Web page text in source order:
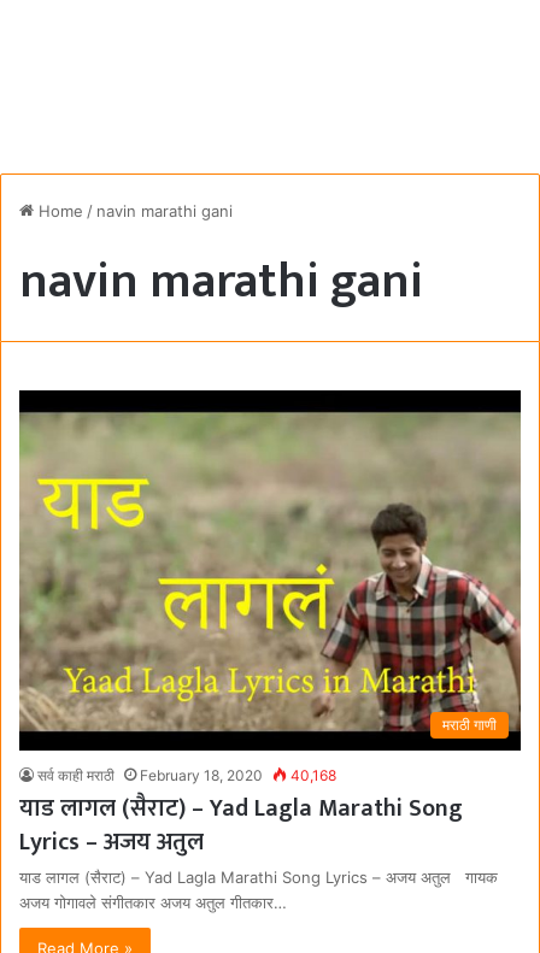
Home / navin marathi gani
navin marathi gani
मराठी गाणी
सर्व काही मराठी February 18, 2020 40,168
याड लागल (सैराट) – Yad Lagla Marathi Song
Lyrics – अजय अतुल
याड लागल (सैराट) – Yad Lagla Marathi Song Lyrics – अजय अतुल गायक
अजय गोगावले संगीतकार अजय अतुल गीतकार…
Read More »